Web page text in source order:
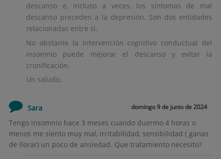
descanso e, incluso a veces, los síntomas de mal
descanso preceden a la depresión. Son dos entidades
relacionadas entre sí.
No obstante la intervención cognitivo conductual del
insomnio puede mejorar el descanso y evitar la
cronificación.
Un saludo,
Sara domingo 9 de junio de 2024
Tengo insomnio hace 3 meses cuando duermo 4 horas o
menos me siento muy mal, irritabilidad, sensibilidad ( ganas
de llorar) un poco de ansiedad. Que tratamiento necesito?